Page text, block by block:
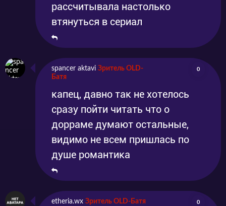
рассчитывала настолько
втянуться в сериал
spancer aktavi Зритель OLD-
Батя
0
капец, давно так не хотелось
сразу пойти читать что о
дорраме думают остальные,
видимо не всем пришлась по
душе романтика
etheria.wx Зритель OLD-Батя 0